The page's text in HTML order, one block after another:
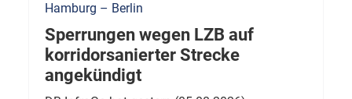
Hamburg – Berlin
Sperrungen wegen LZB auf
korridorsanierter Strecke
angekündigt